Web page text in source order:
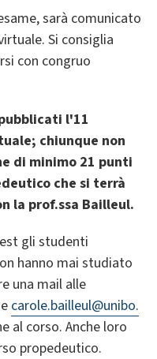
sarà comunicato
Si consiglia
con congruo
l'11
chiunque non
di minimo 21 punti
che si terrà
la prof.ssa Bailleul.
gli studenti
hanno mai studiato
una mail alle
e carole.bailleul@unibo.
al corso. Anche loro
propedeutico.